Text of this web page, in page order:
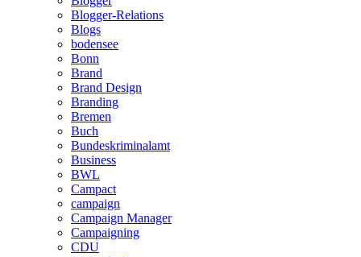
Blogger-Relations
Blogs
bodensee
Bonn
Brand
Brand Design
Branding
Bremen
Buch
Bundeskriminalamt
Business
BWL
Campact
campaign
Campaign Manager
Campaigning
CDU